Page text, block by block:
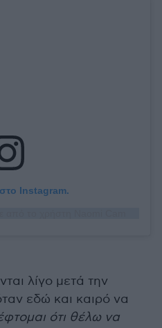
Instagram.
λίγο μετά την
εδώ και καιρό να
ότι θέλω να